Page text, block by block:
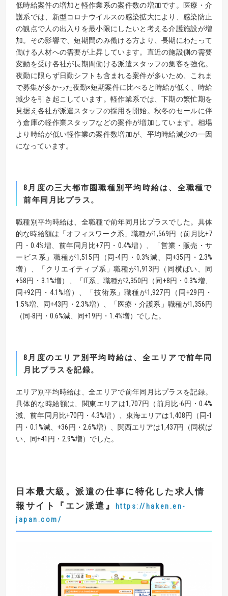
低時給案件の増加と軽作業系の案件数の増加です。医療・介
護系では、新型コロナウイルスの感染拡大により、感染防止
の観点で人の出入りを最小限にしたいと考える介護施設が増
加。その影響で、短期間のみ働ける方より、長期にわたって
働ける人材への需要が上昇しています。直近の施設側の需要
変動を受け各社が長期間働ける派遣スタッフの集客を強化。
夜勤に限らず日勤シフトも含まれる案件が多いため、これま
で募集が多かった夜勤×短期案件に比べると時給が低く、時給
減少を引き起こしています。軽作業系では、下期の繁忙期を
見据え各社が派遣スタッフの採用を開始。秋冬のセールに伴
う倉庫の軽作業スタッフなどの案件が増加しています。相場
より時給が低い軽作業の案件数増加が、平均時給減少の一因
になっています。
8 月度の三大都市圏職種別平均時給は、全職種で
前年同月比プラス。
職種別平均時給は、全職種で前年同月比プラスでした。具体
的な時給額は「オフィスワーク系」職種が1,569円（前月比+7
円・0.4%増、前年同月比+7円・0.4%増）、「営業・販売・サ
ービス系」職種が1,515円（同-4円・0.3%減、同+35円・2.3%
増）、「クリエイティブ系」職種が1,913円（同横ばい、同
+58円・3.1%増）、「IT系」職種が2,350円（同+8円・0.3%増、
同+92円・4.1%増）、「技術系」職種が1,927円（同+29円・
1.5%増、同+43円・2.3%増）、「医療・介護系」職種が1,356円
（同-8円・0.6%減、同+19円・1.4%増）でした。
8 月度のエリア別平均時給は、全エリアで前年同
月比プラスを記録。
エリア別平均時給は、全エリアで前年同月比プラスを記録。
具体的な時給額は、関東エリアは1,707円（前月比-6円・0.4%
減、前年同月比+70円・4.3%増）、東海エリアは1,408円（同-1
円・0.1%減、+36円・2.6%増）、関西エリアは1,437円（同横ば
い、同+41円・2.9%増）でした。
日本最大級。派遣の仕事に特化した求人情
報サイト
『 エン派遣 』
https://haken.en-
japan.com/